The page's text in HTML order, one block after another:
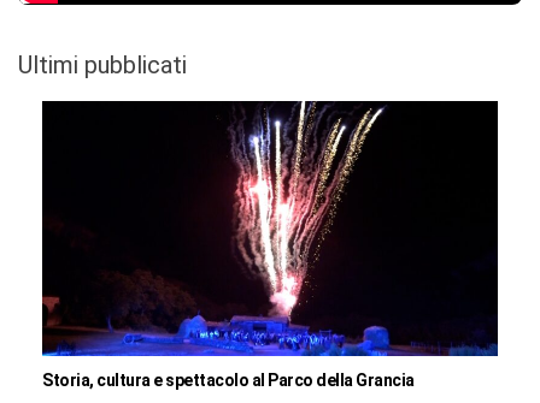
Ultimi pubblicati
Storia, cultura e spettacolo al Parco della Grancia